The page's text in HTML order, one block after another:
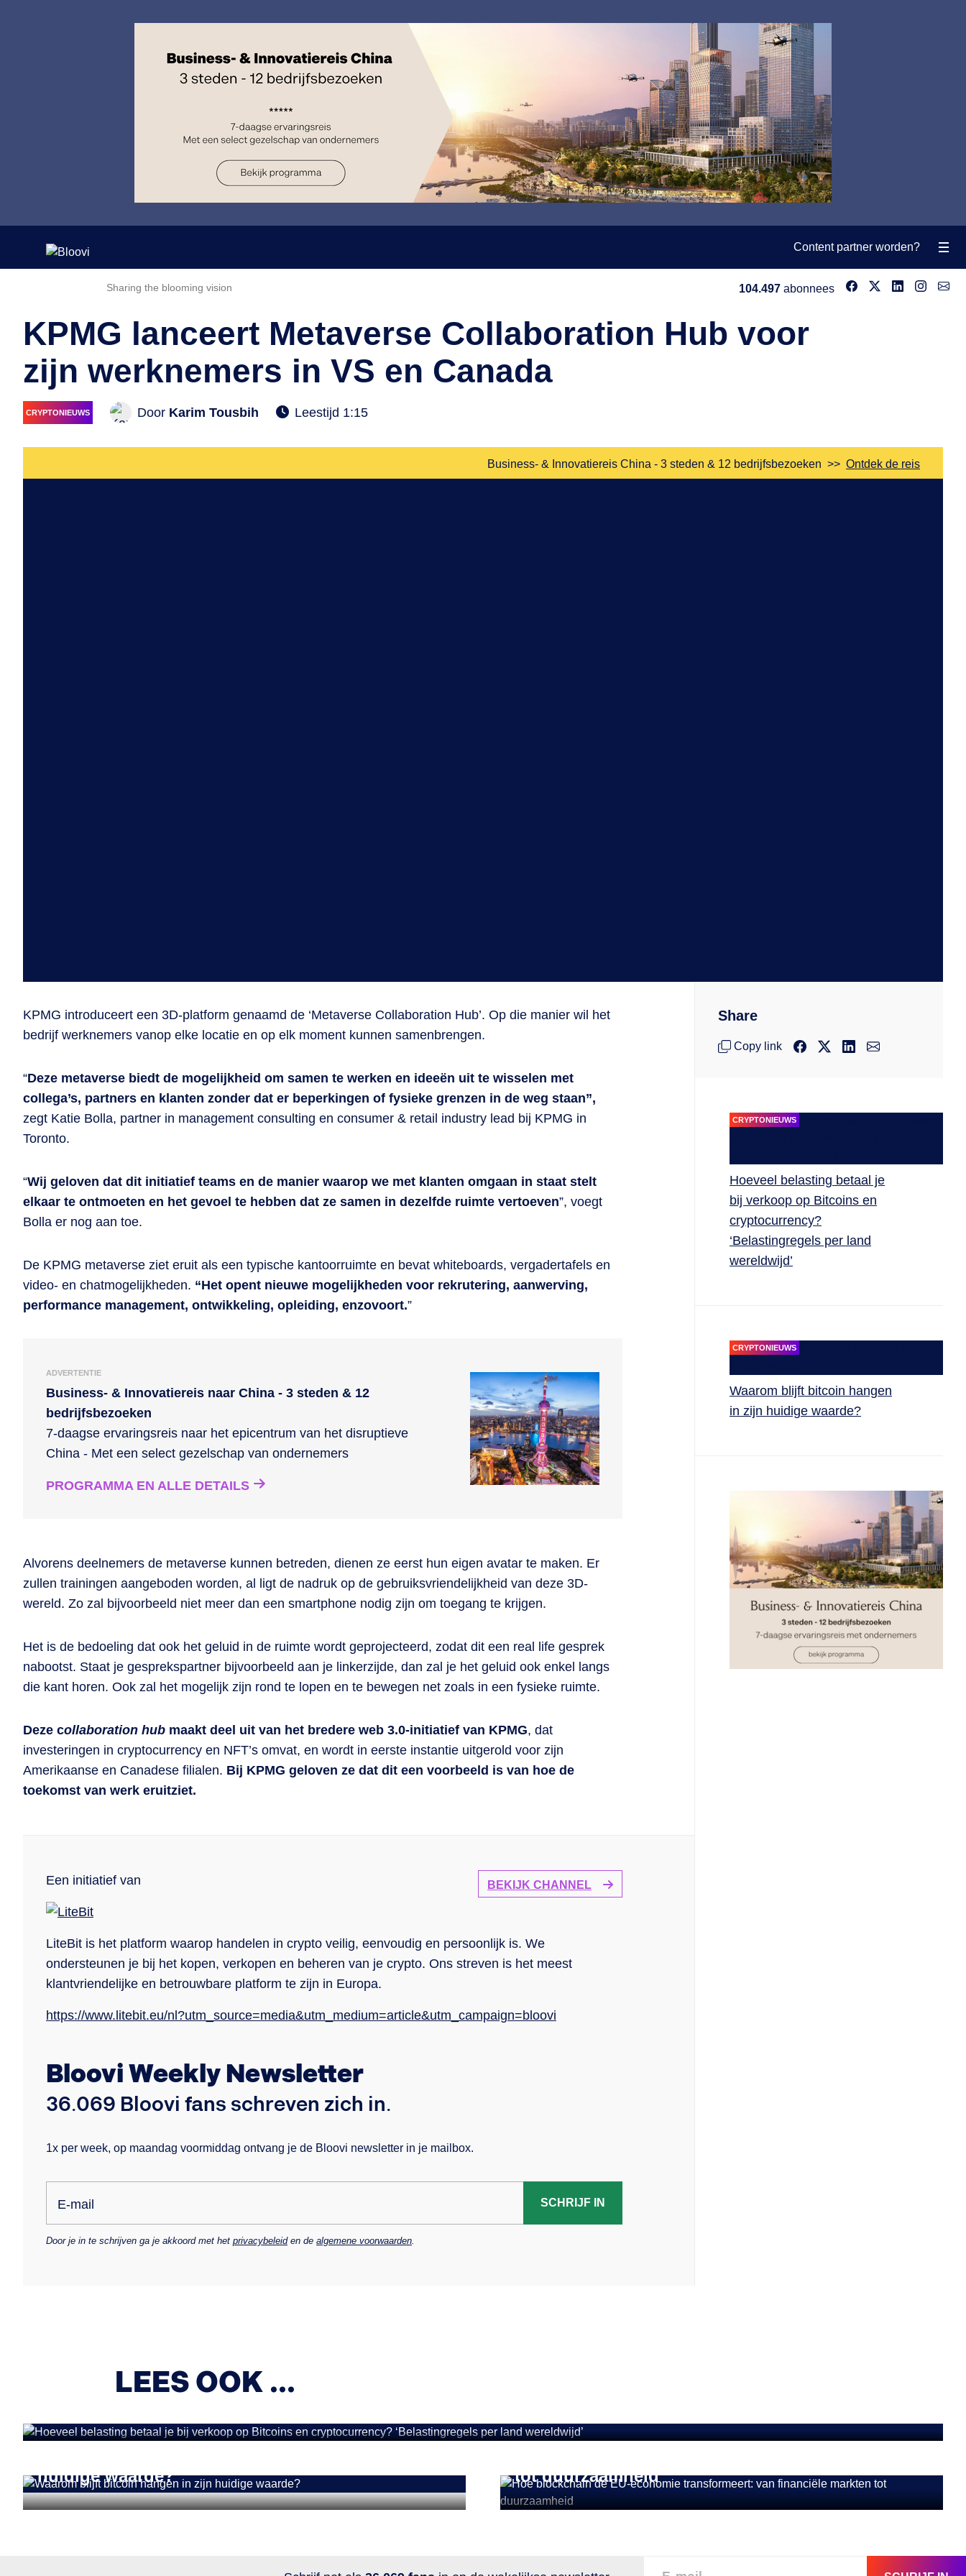
Content partner worden?
Sharing the blooming vision 104.497 abonnees
KPMG lanceert Metaverse Collaboration Hub voor
zijn werknemers in VS en Canada
CRYPTONIEUWS Door Karim Tousbih Leestijd 1:15
Business- & Innovatiereis China - 3 steden & 12 bedrijfsbezoeken >> Ontdek de reis
KPMG introduceert een 3D-platform genaamd de ‘Metaverse Collaboration Hub’. Op die manier wil het
bedrijf werknemers vanop elke locatie en op elk moment kunnen samenbrengen.
“Deze metaverse biedt de mogelijkheid om samen te werken en ideeën uit te wisselen met
collega’s, partners en klanten zonder dat er beperkingen of fysieke grenzen in de weg staan”,
zegt Katie Bolla, partner in management consulting en consumer & retail industry lead bij KPMG in
Toronto.
“Wij geloven dat dit initiatief teams en de manier waarop we met klanten omgaan in staat stelt
elkaar te ontmoeten en het gevoel te hebben dat ze samen in dezelfde ruimte vertoeven”, voegt
Bolla er nog aan toe.
De KPMG metaverse ziet eruit als een typische kantoorruimte en bevat whiteboards, vergadertafels en
video- en chatmogelijkheden. “Het opent nieuwe mogelijkheden voor rekrutering, aanwerving,
performance management, ontwikkeling, opleiding, enzovoort.”
ADVERTENTIE
Business- & Innovatiereis naar China - 3 steden & 12
bedrijfsbezoeken
7-daagse ervaringsreis naar het epicentrum van het disruptieve
China - Met een select gezelschap van ondernemers
PROGRAMMA EN ALLE DETAILS
Alvorens deelnemers de metaverse kunnen betreden, dienen ze eerst hun eigen avatar te maken. Er
zullen trainingen aangeboden worden, al ligt de nadruk op de gebruiksvriendelijkheid van deze 3D-
wereld. Zo zal bijvoorbeeld niet meer dan een smartphone nodig zijn om toegang te krijgen.
Het is de bedoeling dat ook het geluid in de ruimte wordt geprojecteerd, zodat dit een real life gesprek
nabootst. Staat je gesprekspartner bijvoorbeeld aan je linkerzijde, dan zal je het geluid ook enkel langs
die kant horen. Ook zal het mogelijk zijn rond te lopen en te bewegen net zoals in een fysieke ruimte.
Deze collaboration hub maakt deel uit van het bredere web 3.0-initiatief van KPMG, dat
investeringen in cryptocurrency en NFT’s omvat, en wordt in eerste instantie uitgerold voor zijn
Amerikaanse en Canadese filialen. Bij KPMG geloven ze dat dit een voorbeeld is van hoe de
toekomst van werk eruitziet.
BEKIJK CHANNEL
Een initiatief van
LiteBit is het platform waarop handelen in crypto veilig, eenvoudig en persoonlijk is. We
ondersteunen je bij het kopen, verkopen en beheren van je crypto. Ons streven is het meest
klantvriendelijke en betrouwbare platform te zijn in Europa.
https://www.litebit.eu/nl?utm_source=media&utm_medium=article&utm_campaign=bloovi
Bloovi Weekly Newsletter
36.069 Bloovi fans schreven zich in.
1x per week, op maandag voormiddag ontvang je de Bloovi newsletter in je mailbox.
E-mail SCHRIJF IN
Door je in te schrijven ga je akkoord met het privacybeleiden de algemene voorwaarden.
Share
Copy link
CRYPTONIEUWS
Hoeveel belasting betaal je
bij verkoop op Bitcoins en
cryptocurrency?
‘Belastingregels per land
wereldwijd’
CRYPTONIEUWS
Waarom blijft bitcoin hangen
in zijn huidige waarde?
LEES OOK ...
cryptocurrency? ‘Belastingregels per land wereldwijd’
CRYPTONIEUWS
huidige waarde?
Hoe blockchain de EU-economie
tot duurzaamheid